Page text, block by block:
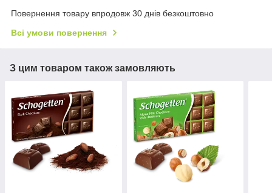
Повернення товару впродовж 30 днів безкоштовно
Всі умови повернення
З цим товаром також замовляють